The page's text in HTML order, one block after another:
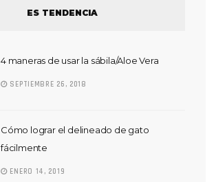
ES TENDENCIA
4 maneras de usar la sábila/Aloe Vera
SEPTIEMBRE 26, 2018
Cómo lograr el delineado de gato
fácilmente
ENERO 14, 2019